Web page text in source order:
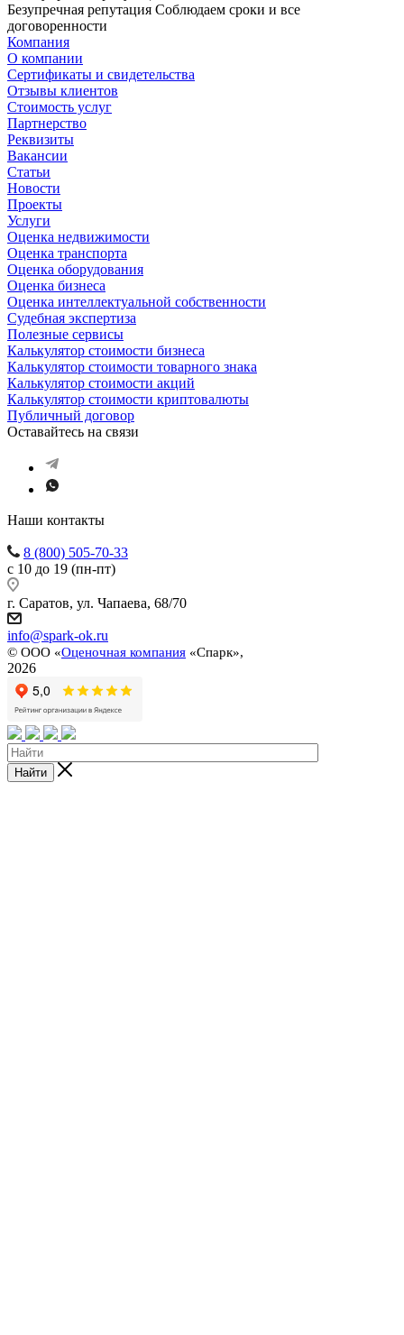
Безупречная репутация Соблюдаем сроки и все
договоренности
Компания
О компании
Сертификаты и свидетельства
Отзывы клиентов
Стоимость услуг
Партнерство
Реквизиты
Вакансии
Статьи
Новости
Проекты
Услуги
Оценка недвижимости
Оценка транспорта
Оценка оборудования
Оценка бизнеса
Оценка интеллектуальной собственности
Судебная экспертиза
Полезные сервисы
Калькулятор стоимости бизнеса
Калькулятор стоимости товарного знака
Калькулятор стоимости акций
Калькулятор стоимости криптовалюты
Публичный договор
Оставайтесь на связи
Наши контакты
8 (800) 505-70-33
с 10 до 19 (пн-пт)
г. Саратов, ул. Чапаева, 68/70
info@spark-ok.ru
© ООО «Оценочная компания «Спарк»,
2026
Найти